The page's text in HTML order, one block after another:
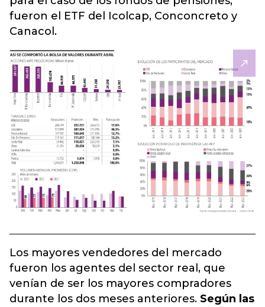
fueron el ETF del Icolcap, Conconcreto y
Canacol.
Los mayores vendedores del mercado
fueron los agentes del sector real, que
venían de ser los mayores compradores
durante los dos meses anteriores. Según las